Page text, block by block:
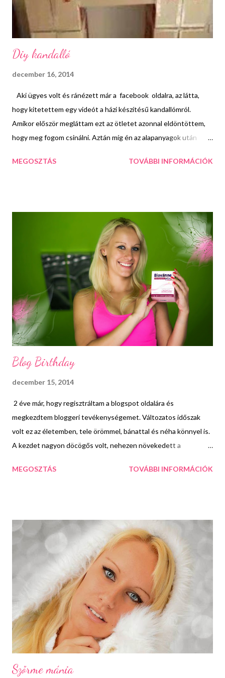
Diy kandalló
december 16, 2014
Aki ügyes volt és ránézett már a facebook oldalra, az látta,
hogy kitetettem egy videót a házi készítésű kandallómról.
Amikor először megláttam ezt az ötletet azonnal eldöntöttem,
hogy meg fogom csinálni. Aztán míg én az alapanyagok után
kedvem tőle. Nem akartam olyasmiről írni amivel tucatszámra
kiderült, nem is olyan egyszerű egy ilyet összehozni. Rengeteg
előre nem látott gond akadt - ami szerencsére a vidiben nem
olyan észrevehető - de mivel szembesültem ezekkel, jobb
tanácsokat is tudok adni az elkészítéshez, hogy Ti ne essetek
bele ugyanazokba a csapdákba. Akkor vágjunk is bele! Az
elkészítéshez szükség van 3 vagy 5 egyforma méretű
kartondobozra, széles ragasztószalagra, tapéta ragasztóra,
ecsetre és tégla mint...
MEGOSZTÁS TOVÁBBI INFORMÁCIÓK
Blog Birthday
december 15, 2014
2 éve már, hogy regisztráltam a blogspot oldalára és
megkezdtem bloggeri tevékenységemet. Változatos időszak
volt ez az életemben, tele örömmel, bánattal és néha könnyel is.
A kezdet nagyon döcögős volt, nehezen növekedett a
lassan beindult az oldal, egyre többen nézegették a
így egy bizonyos szint után engem sem kerültek el a kritikák.
Sokszor értetlenül álltam az alaptalan, rosszindulatú kommentek
előtt és nem egyszer még könnyeket is ejtettem miattuk. De
idővel megtanultam, hogy ezek elkerülhetetlenül jelen lesznek a
további pályafutásomban is, így jobb lesz ügyet sem vetni rájuk.
Jöhet bármennyi bántás, ha többségben vannak azok az
emberek, akik elismerik és szeretik azt amit csinálsz, akkor jó
úton haladsz, Az igazi áttörést aztán az i...
MEGOSZTÁS TOVÁBBI INFORMÁCIÓK
Szőrme mánia